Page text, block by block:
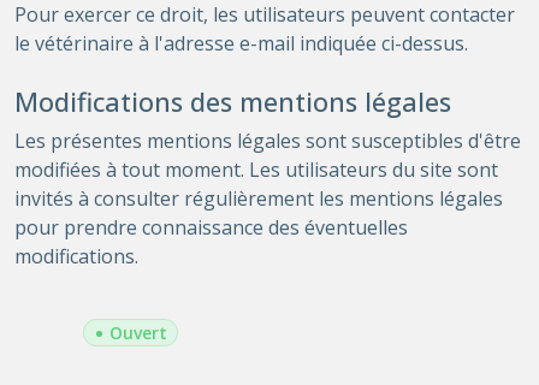
Pour exercer ce droit, les utilisateurs peuvent contacter
le vétérinaire à l'adresse e-mail indiquée ci-dessus.
Modifications des mentions légales
Les présentes mentions légales sont susceptibles d'être
modifiées à tout moment. Les utilisateurs du site sont
invités à consulter régulièrement les mentions légales
pour prendre connaissance des éventuelles
modifications.
• Ouvert